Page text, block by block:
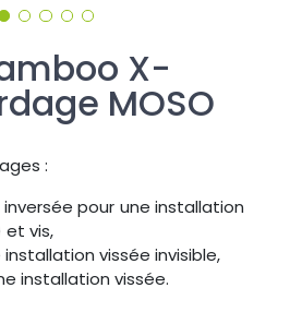
X-
MOSO
:
pour une installation
et vis,
vissée invisible,
installation vissée.